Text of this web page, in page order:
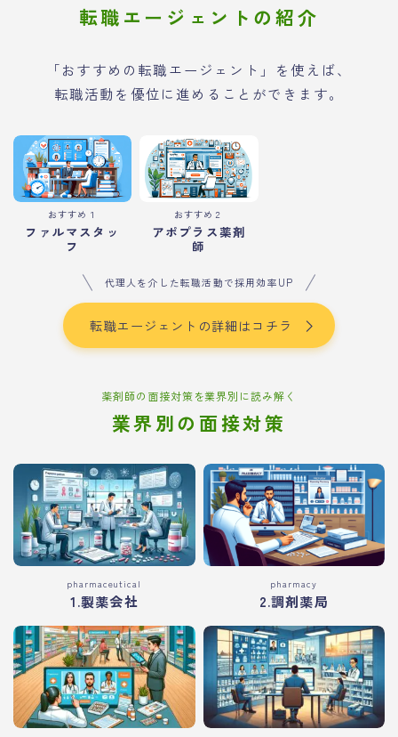
転職エージェントの紹介
「おすすめの転職エージェント」を使えば、
転職活動を優位に進めることができます。
おすすめ１
ファルマスタッ
フ
おすすめ２
アポプラス薬剤
師
代理人を介した転職活動で採用効率UP
転職エージェントの詳細はコチラ
薬剤師の面接対策を業界別に読み解く
業界別の面接対策
pharmaceutical
1.製薬会社
pharmacy
2.調剤薬局